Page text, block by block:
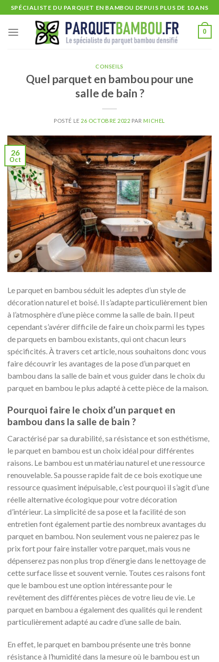
Skip
to
content
SPÉCIALISTE DU PARQUET EN BAMBOU DEPUIS PLUS DE 10 ANS
0
CONSEILS
Quel parquet en bambou pour une
salle de bain ?
POSTÉ LE 26 OCTOBRE 2022 PARMICHEL
26
Oct
Le parquet en bambou séduit les adeptes d’un style de
décoration naturel et boisé. Il s’adapte particulièrement bien
à l’atmosphère d’une pièce comme la salle de bain. Il peut
cependant s’avérer difficile de faire un choix parmi les types
de parquets en bambou existants, qui ont chacun leurs
spécificités. À travers cet article, nous souhaitons donc vous
faire découvrir les avantages de la pose d’un parquet en
bambou dans la salle de bain et vous guider dans le choix du
parquet en bambou le plus adapté à cette pièce de la maison.
Pourquoi faire le choix d’un parquet en
bambou dans la salle de bain ?
Caractérisé par sa durabilité, sa résistance et son esthétisme,
le parquet en bambou est un choix idéal pour différentes
raisons. Le bambou est un matériau naturel et une ressource
renouvelable. Sa pousse rapide fait de ce bois exotique une
ressource quasiment inépuisable, c’est pourquoi il s’agit d’une
réelle alternative écologique pour votre décoration
d’intérieur. La simplicité de sa pose et la facilité de son
entretien font également partie des nombreux avantages du
parquet en bambou. Non seulement vous ne paierez pas le
prix fort pour faire installer votre parquet, mais vous ne
dépenserez pas non plus trop d’énergie dans le nettoyage de
cette surface lisse et souvent vernie. Toutes ces raisons font
que le bambou est une option intéressante pour le
revêtement des différentes pièces de votre lieu de vie. Le
parquet en bambou a également des qualités qui le rendent
particulièrement adapté au cadre d’une salle de bain.
En effet, le parquet en bambou présente une très bonne
résistance à l’humidité dans la mesure où le bambou est un